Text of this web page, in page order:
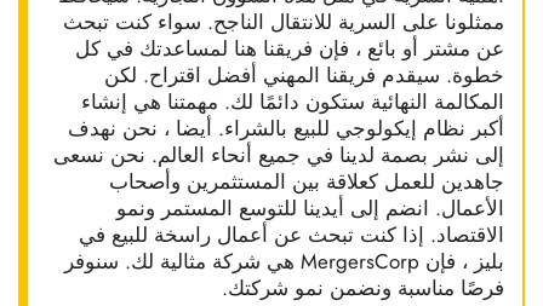
ممثلونا على السرية للانتقال الناجح. سواء كنت تبحث
عن مشتر أو بائع ، فإن فريقنا هنا لمساعدتك في كل
خطوة. سيقدم فريقنا المهني أفضل اقتراح. لكن
المكالمة النهائية ستكون دائمًا لك. مهمتنا هي إنشاء
أكبر نظام إيكولوجي للبيع بالشراء. أيضا ، نحن نهدف
إلى نشر بصمة لدينا في جميع أنحاء العالم. نحن نسعى
جاهدين للعمل كعلاقة بين المستثمرين وأصحاب
الأعمال. انضم إلى أيدينا للتوسع المستمر ونمو
الاقتصاد. إذا كنت تبحث عن أعمال راسخة للبيع في
بليز ، فإن MergersCorp هي شركة مثالية لك. سنوفر
فرصًا مناسبة ونضمن نمو شركتك.